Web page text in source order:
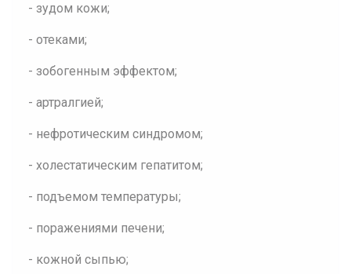
- зудом кожи;
- отеками;
- зобогенным эффектом;
- артралгией;
- нефротическим синдромом;
- холестатическим гепатитом;
- подъемом температуры;
- поражениями печени;
- кожной сыпью;